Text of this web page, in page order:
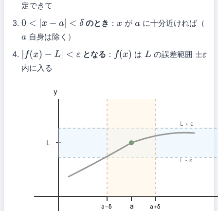
定できて
0 <|x −a |< δ のとき ：x がaに十分近ければ（
a 自身は除く）
f(x)− L| <ε となる ： f(x) はL の誤差範囲 ±ε
内に入る
y
a
L
a−δ a+δ
L + ε
L - ε